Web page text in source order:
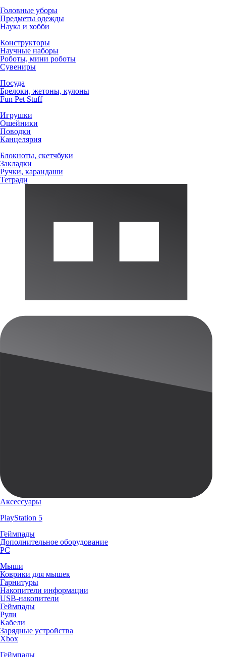
Головные уборы
Предметы одежды
Наука и хобби
Конструкторы
Научные наборы
Роботы, мини роботы
Сувениры
Посуда
Брелоки, жетоны, кулоны
Fun Pet Stuff
Игрушки
Ошейники
Поводки
Канцелярия
Блокноты, скетчбуки
Закладки
Ручки, карандаши
Тетради
Аксессуары
PlayStation 5
Геймпады
Дополнительное оборудование
PC
Мыши
Коврики для мышек
Гарнитуры
Накопители информации
USB-накопители
Геймпады
Рули
Кабели
Зарядные устройства
Xbox
Геймпады